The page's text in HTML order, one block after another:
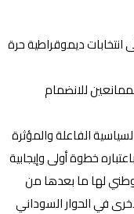
ديموقراطية حرة
للانضمام
الفاعلة والمؤثرة
خطوة أولى وإيجابية
لها ما بعدها من
في الحوار السوداني